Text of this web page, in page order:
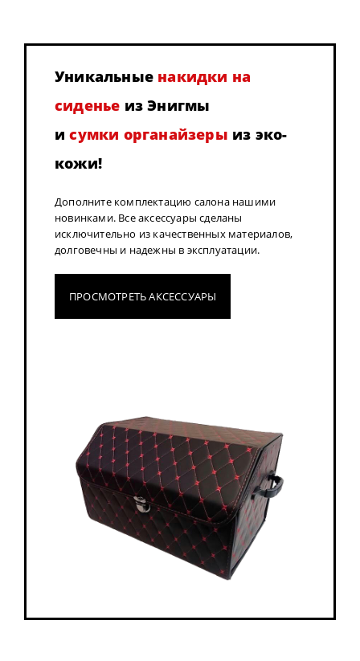
Уникальные накидки на
сиденье из Энигмы
исумки органайзеры из эко-
кожи!
Дополните комплектацию салона нашими
новинками. Все аксессуары сделаны
исключительно из качественных материалов,
долговечны и надежны в эксплуатации.
ПРОСМОТРЕТЬ АКСЕССУАРЫ